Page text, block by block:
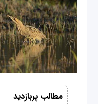
مطالب پربازدید